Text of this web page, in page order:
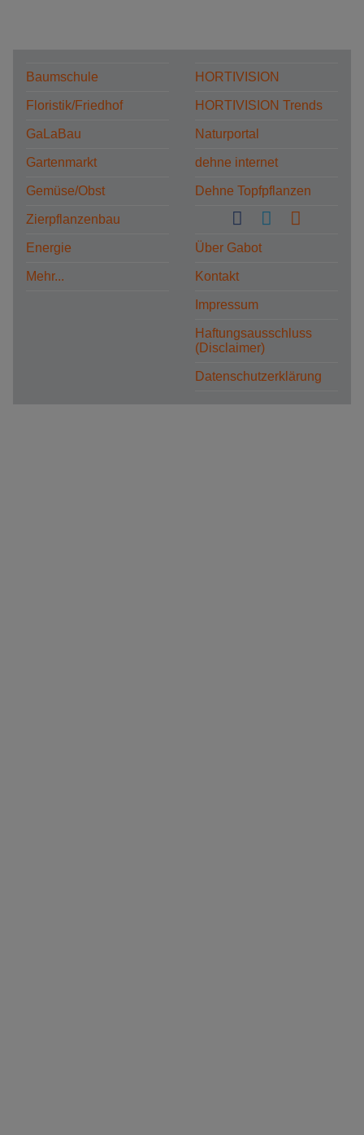
Baumschule
Floristik/Friedhof
GaLaBau
Gartenmarkt
Gemüse/Obst
Zierpflanzenbau
Energie
Mehr...
HORTIVISION
HORTIVISION Trends
Naturportal
dehne internet
Dehne Topfpflanzen
Über Gabot
Kontakt
Impressum
Haftungsausschluss
(Disclaimer)
Datenschutzerklärung